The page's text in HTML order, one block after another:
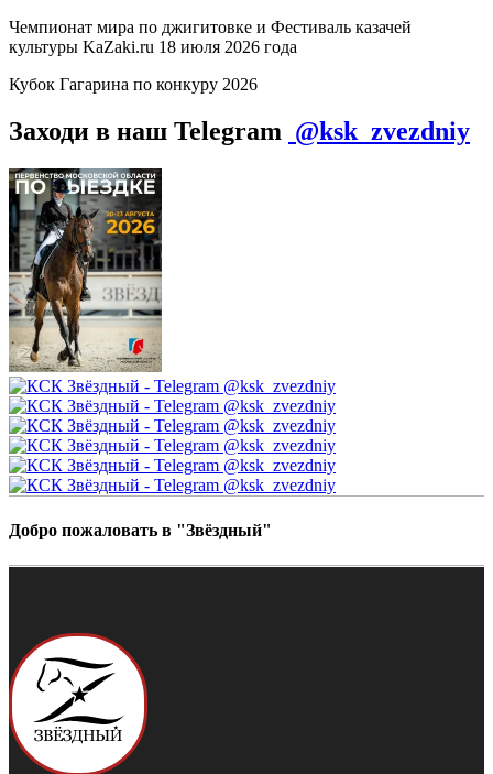
Чемпионат мира по джигитовке и Фестиваль казачей
культуры KaZaki.ru 18 июля 2026 года
Кубок Гагарина по конкуру 2026
Заходи в наш Telegram @ksk_zvezdniy
Добро пожаловать в "Звёздный"